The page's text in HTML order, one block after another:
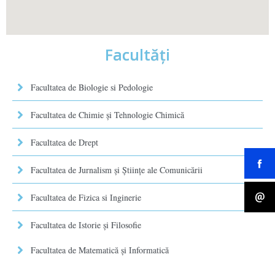
Facultăţi
Facultatea de Biologie si Pedologie
Facultatea de Chimie şi Tehnologie Chimică
Facultatea de Drept
Facultatea de Jurnalism şi Ştiinţe ale Comunicării
Facultatea de Fizica si Inginerie
Facultatea de Istorie şi Filosofie
Facultatea de Matematică şi Informatică